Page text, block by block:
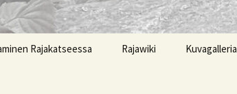
Rajakatseessa Rajawiki Kuvagalleria